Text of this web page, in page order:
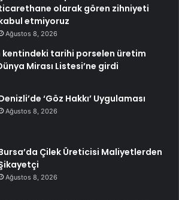
olarak gören zihniyeti
etmiyoruz
Ağustos 8, 2026
kentindeki tarihi porselen üretim
Mirası Listesi’ne girdi
‘Göz Hakkı’ Uygulaması
Ağustos 8, 2026
Çilek Üreticisi Maliyetlerden
Ağustos 8, 2026